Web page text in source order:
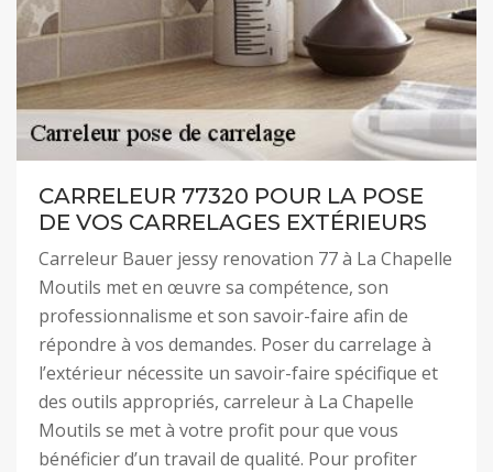
CARRELEUR 77320 POUR LA POSE
DE VOS CARRELAGES EXTÉRIEURS
Carreleur Bauer jessy renovation 77 à La Chapelle
Moutils met en œuvre sa compétence, son
professionnalisme et son savoir-faire afin de
répondre à vos demandes. Poser du carrelage à
l’extérieur nécessite un savoir-faire spécifique et
des outils appropriés, carreleur à La Chapelle
Moutils se met à votre profit pour que vous
bénéficier d’un travail de qualité. Pour profiter